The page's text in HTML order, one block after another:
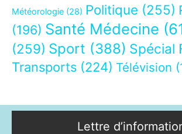
Météorologie (28) Politique (255)
(196) Santé Médecine
(259) Sport (388) Spécial
Transports (224) Télévision
Lettre